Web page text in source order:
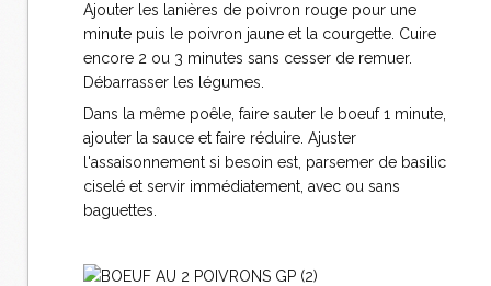
Ajouter les lanières de poivron rouge pour une
minute puis le poivron jaune et la courgette. Cuire
encore 2 ou 3 minutes sans cesser de remuer.
Débarrasser les légumes.
Dans la même poêle, faire sauter le boeuf 1 minute,
ajouter la sauce et faire réduire. Ajuster
l'assaisonnement si besoin est, parsemer de basilic
ciselé et servir immédiatement, avec ou sans
baguettes.